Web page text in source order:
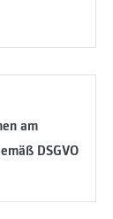
am
DSGVO